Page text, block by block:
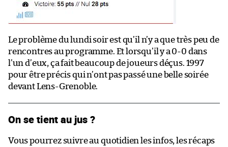
Le problème du lundi soir est qu’il n’y a que très peu de
rencontres au programme. Et lorsqu’il y a 0-0 dans
l’un d’eux, ça fait beaucoup de joueurs déçus. 1997
pour être précis qui n’ont pas passé une belle soirée
devant Lens-Grenoble.
On se tient au jus ?
Vous pourrez suivre au quotidien les infos, les récaps